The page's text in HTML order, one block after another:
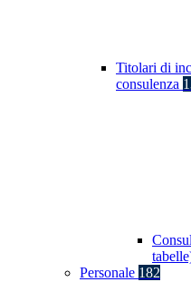
Titolari di
consulenza
Personale 182